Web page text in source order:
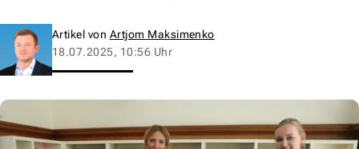
Artikel von Artjom Maksimenko
18.07.2025, 10:56 Uhr